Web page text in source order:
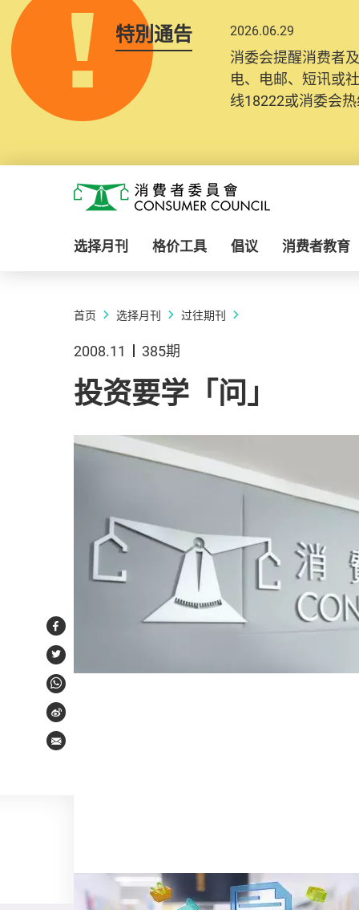
特別通告 2026.06.29
消委会提醒消费者
电、电邮、短讯或
线18222或消委会
消费者委员会
选择月刊 格价工具 倡议 消费者教育
首页 选择月刊 过往期刊
2008.11 385期
投资要学「问」
Facebook
Twitter
WhatsApp
Weibo
Email